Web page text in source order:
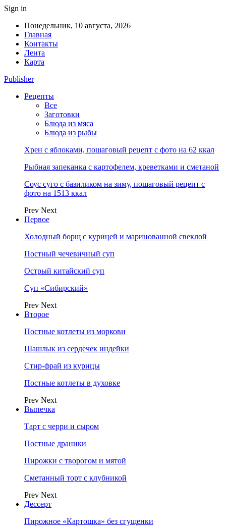
Sign in
Понедельник, 10 августа, 2026
Главная
Контакты
Лента
Карта
Publisher
Рецепты
Все
Заготовки
Блюда из мяса
Блюда из рыбы
Хрен с яблоками, пошаговый рецепт с фото на 62 ккал
Рыбная запеканка с картофелем, креветками и сметаной
Соус суго с базиликом на зиму, пошаговый рецепт с
фото на 1513 ккал
Prev Next
Первое
Холодный борщ с курицей и маринованной свеклой
Постный чечевичный суп
Острый китайский суп
Суп «Сибирский»
Prev Next
Второе
Постные котлеты из моркови
Шашлык из сердечек индейки
Стир-фрай из курицы
Постные котлеты в духовке
Prev Next
Выпечка
Тарт с черри и сыром
Постные драники
Пирожки с творогом и мятой
Сметанный торт с клубникой
Prev Next
Дессерт
Пирожное «Картошка» без сгущенки